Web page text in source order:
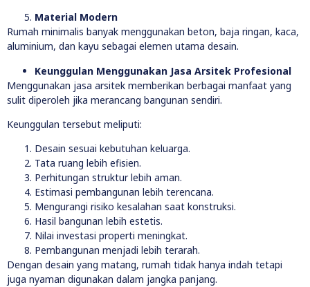
Material Modern
Rumah minimalis banyak menggunakan beton, baja ringan, kaca,
aluminium, dan kayu sebagai elemen utama desain.
Keunggulan Menggunakan Jasa Arsitek Profesional
Menggunakan jasa arsitek memberikan berbagai manfaat yang
sulit diperoleh jika merancang bangunan sendiri.
Keunggulan tersebut meliputi:
Desain sesuai kebutuhan keluarga.
Tata ruang lebih efisien.
Perhitungan struktur lebih aman.
Estimasi pembangunan lebih terencana.
Mengurangi risiko kesalahan saat konstruksi.
Hasil bangunan lebih estetis.
Nilai investasi properti meningkat.
Pembangunan menjadi lebih terarah.
Dengan desain yang matang, rumah tidak hanya indah tetapi
juga nyaman digunakan dalam jangka panjang.